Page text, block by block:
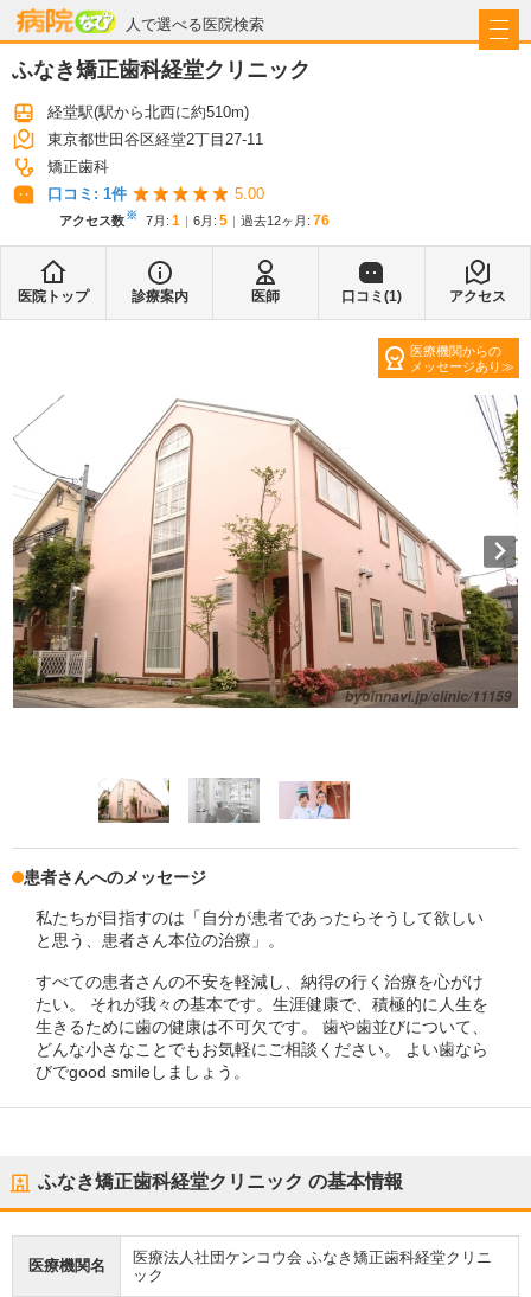
人で選べる医院検索
病院なび
ふなき矯正歯科経堂クリニック
経堂駅(駅から北西に約510m)
東京都世田谷区経堂2丁目27-11
矯正歯科
口コミ: 1件 5.00
アクセス数※ 7月 : 1 6月 : 5 過去12ヶ月: 76
医院トップ 診療案内 医師 口コミ(1) アクセス
医療機関からの
メッセージあり
患者さんへのメッセージ
私たちが目指すのは「自分が患者であったらそうして欲しい
と思う、患者さん本位の治療」。
すべての患者さんの不安を軽減し、納得の行く治療を心がけ
たい。 それが我々の基本です。生涯健康で、積極的に人生を
生きるために歯の健康は不可欠です。 歯や歯並びについて、
どんな小さなことでもお気軽にご相談ください。 よい歯なら
びでgood smileしましょう。
ふなき矯正歯科経堂クリニック の基本情報
医療機関名
医療法人社団ケンコウ会 ふなき矯正歯科経堂クリニ
ック